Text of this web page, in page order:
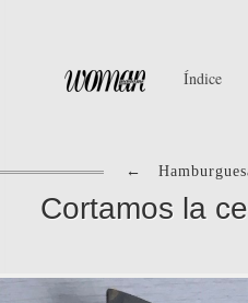
Índice
←
Cortamos la